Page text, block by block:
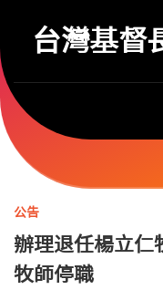
content台灣基督
公告
辦理退任楊立仁
牧師停職